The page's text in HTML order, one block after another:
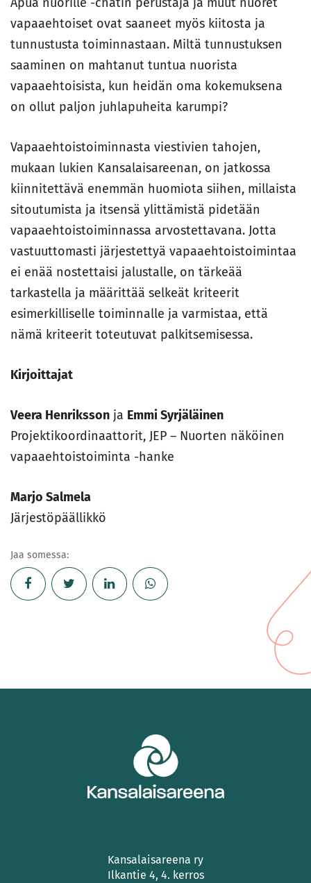
Apua nuorille -chatin perustaja ja muut nuoret
vapaaehtoiset ovat saaneet myös kiitosta ja
tunnustusta toiminnastaan. Miltä tunnustuksen
saaminen on mahtanut tuntua nuorista
vapaaehtoisista, kun heidän oma kokemuksena
on ollut paljon juhlapuheita karumpi?
Vapaaehtoistoiminnasta viestivien tahojen,
mukaan lukien Kansalaisareenan, on jatkossa
kiinnitettävä enemmän huomiota siihen, millaista
sitoutumista ja itsensä ylittämistä pidetään
vapaaehtoistoiminnassa arvostettavana. Jotta
vastuuttomasti järjestettyä vapaaehtoistoimintaa
ei enää nostettaisi jalustalle, on tärkeää
tarkastella ja määrittää selkeät kriteerit
esimerkilliselle toiminnalle ja varmistaa, että
nämä kriteerit toteutuvat palkitsemisessa.
Kirjoittajat
Veera Henriksson ja Emmi Syrjäläinen
Projektikoordinaattorit, JEP – Nuorten näköinen
vapaaehtoistoiminta -hanke
Marjo Salmela
Järjestöpäällikkö
Jaa somessa:
Kansalaisareena ry
Ilkantie 4, 4. kerros